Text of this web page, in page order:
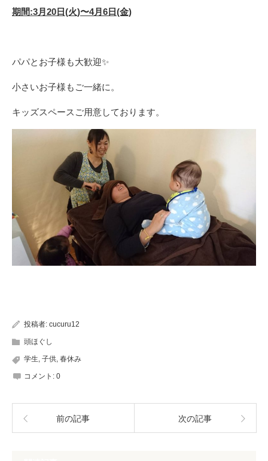
期間:3月20日(火)〜4月6日(金)
パパとお子様も大歓迎✨
小さいお子様もご一緒に。
キッズスペースご用意しております。
投稿者: cucuru12
頭ほぐし
学生, 子供, 春休み
コメント: 0
前の記事 次の記事